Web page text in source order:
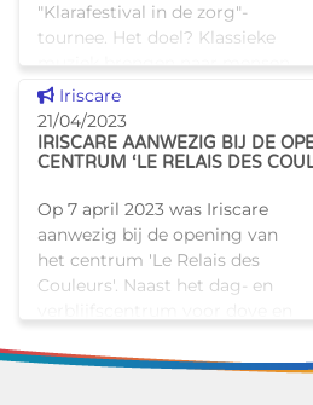
"Klarafestival in de zorg"-
tournee. Het doel? Klassieke
muziek brengen naar mensen
die zich niet meer naar ee
Dit nieuws tonen
Iriscare
21/04/2023
IRISCARE AANWEZIG BIJ DE
CENTRUM ‘LE RELAIS DES
Op 7 april 2023 was Iriscare
aanwezig bij de opening van
het centrum 'Le Relais des
Couleurs'. Naast het dag- en
opende het CHSM op 14 april